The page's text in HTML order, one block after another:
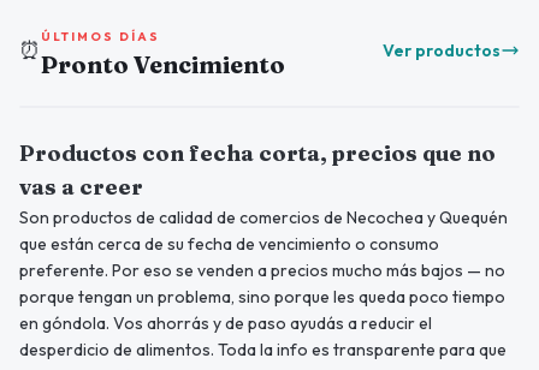
⏰ ÚLTIMOS DÍAS
Pronto Vencimiento Ver productos
Productos con fecha corta, precios que no
vas a creer
Son productos de calidad de comercios de Necochea y Quequén
que están cerca de su fecha de vencimiento o consumo
preferente. Por eso se venden a precios mucho más bajos — no
porque tengan un problema, sino porque les queda poco tiempo
en góndola. Vos ahorrás y de paso ayudás a reducir el
desperdicio de alimentos. Toda la info es transparente para que